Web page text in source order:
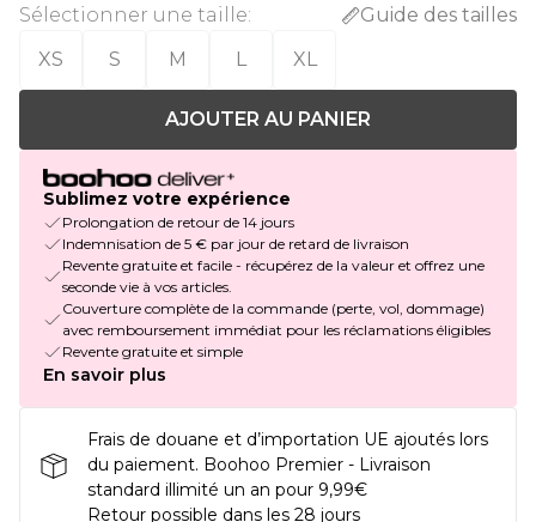
Sélectionner une taille:
Guide des tailles
XS
S M L XL
AJOUTER AU PANIER
Sublimez votre expérience
Prolongation de retour de 14 jours
Indemnisation de 5 € par jour de retard de livraison
Revente gratuite et facile - récupérez de la valeur et offrez une
seconde vie à vos articles.
Couverture complète de la commande (perte, vol, dommage)
avec remboursement immédiat pour les réclamations éligibles
Revente gratuite et simple
En savoir plus
Frais de douane et d’importation UE ajoutés lors
du paiement. Boohoo Premier - Livraison
standard illimité un an pour 9,99€
Retour possible dans les 28 jours